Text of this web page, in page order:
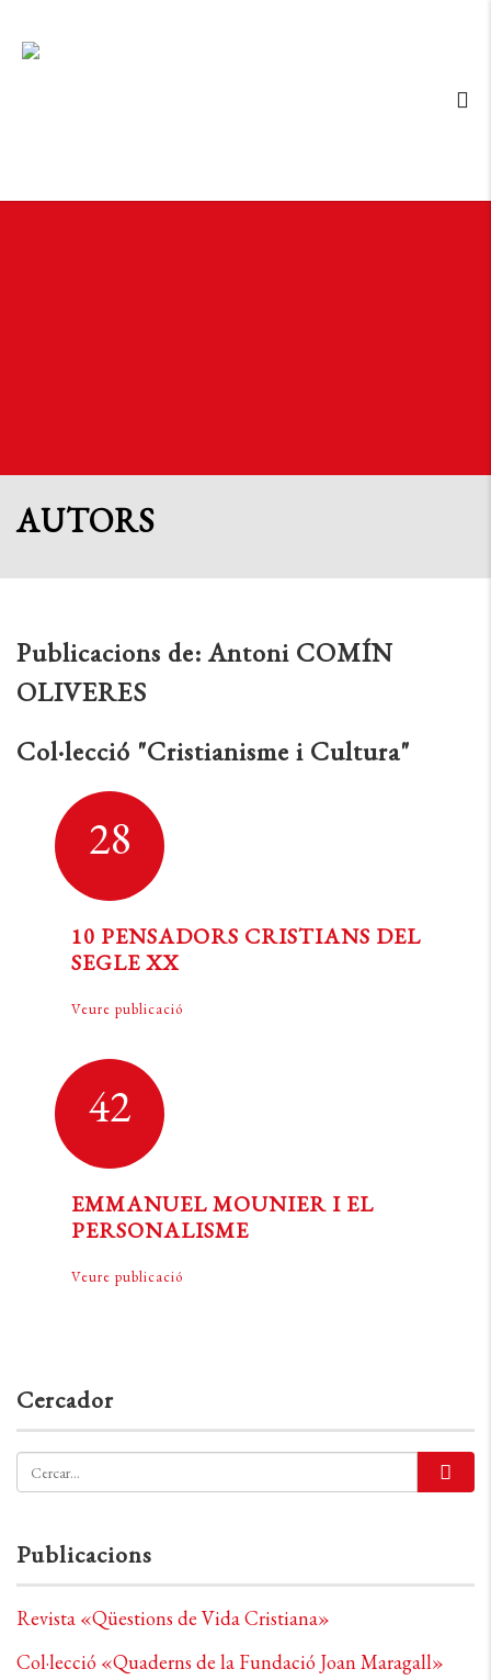
AUTORS
Publicacions de:Antoni COMÍN
OLIVERES
Col·lecció "Cristianisme i Cultura"
28
10 PENSADORS CRISTIANS DEL
SEGLE XX
Veure publicació
42
EMMANUEL MOUNIER I EL
PERSONALISME
Veure publicació
Cercador
Publicacions
Revista «Qüestions de Vida Cristiana»
Col·lecció «Quaderns de la Fundació Joan Maragall»